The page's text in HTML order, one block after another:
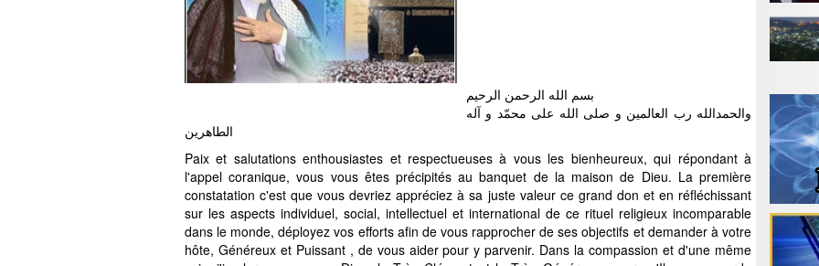
بسم الله الرحمن الرحیم
والحمدالله رب العالمین و صلی الله علی محمّد و آله
الطاهرین
Paix et salutations enthousiastes et respectueuses à vous les bienheureux, qui répondant à
l'appel coranique, vous vous êtes précipités au banquet de la maison de Dieu. La première
constatation c'est que vous devriez appréciez à sa juste valeur ce grand don et en réfléchissant
sur les aspects individuel, social, intellectuel et international de ce rituel religieux incomparable
dans le monde, déployez vos efforts afin de vous rapprocher de ses objectifs et demander à votre
hôte, Généreux et Puissant , de vous aider pour y parvenir. Dans la compassion et d'une même